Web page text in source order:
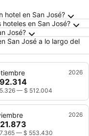
San José
hotel en San José?
en San José?
José?
San José a lo largo del
2026
— $ 512.004
2026
— $ 553.430